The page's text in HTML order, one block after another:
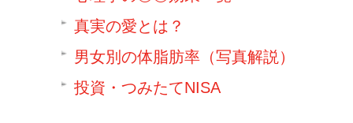
真実の愛とは？
男女別の体脂肪率（写真解説）
投資・つみたてNISA